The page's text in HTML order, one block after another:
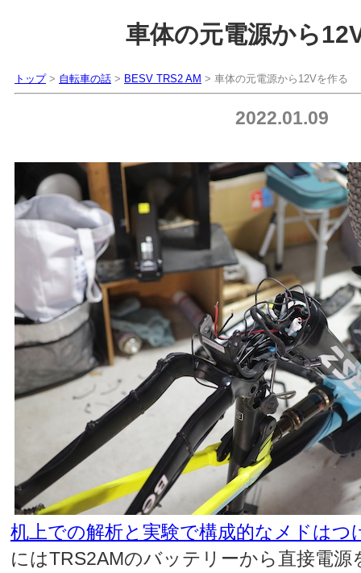
車体の元電源から
トップ> 自転車の話 > BESV TRS2 AM > 車体の元電源から12Vを作る
2022.01.09
机上での解析と実験で構成的なメドはつ
にはTRS2AMのバッテリーから直接電